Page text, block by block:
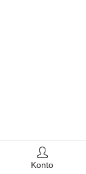
Konto